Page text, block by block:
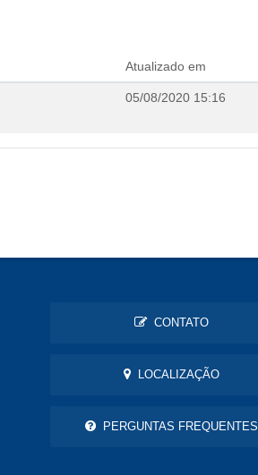
Atualizado em
05/08/2020 15:16
CONTATO
LOCALIZAÇÃO
PERGUNTAS FREQUENTES